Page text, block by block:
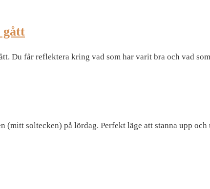
gått
Du får reflektera kring vad som har varit bra och vad
(mitt soltecken) på lördag. Perfekt läge att stanna upp